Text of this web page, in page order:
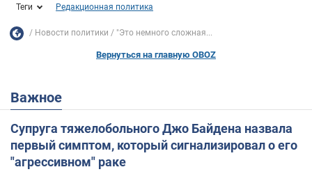
Теги Редакционная политика
Новости политики "Это немного сложная...
Вернуться на главную OBOZ
Важное
Супруга тяжелобольного Джо Байдена назвала
первый симптом, который сигнализировал о его
"агрессивном" раке